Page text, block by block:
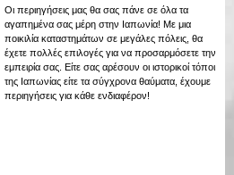
Οι περιηγήσεις μας θα σας πάνε σε όλα τα
αγαπημένα σας μέρη στην Ιαπωνία! Με μια
ποικιλία καταστημάτων σε μεγάλες πόλεις, θα
έχετε πολλές επιλογές για να προσαρμόσετε την
εμπειρία σας. Είτε σας αρέσουν οι ιστορικοί τόποι
της Ιαπωνίας είτε τα σύγχρονα θαύματα, έχουμε
περιηγήσεις για κάθε ενδιαφέρον!